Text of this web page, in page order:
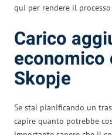
qui per rendere il
Carico
economico
Skopje
Se stai pianificando un
capire quanto potrebbe